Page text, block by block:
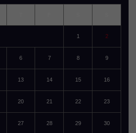
1 2
6 7 8 9
13 14 15 16
20 21 22 23
27 28 29 30